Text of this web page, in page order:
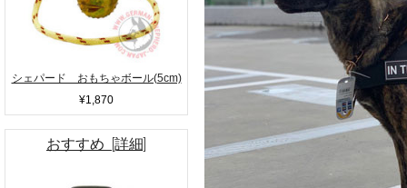
シェパード おもちゃボール(5cm)
¥1,870
おすすめ [詳細]